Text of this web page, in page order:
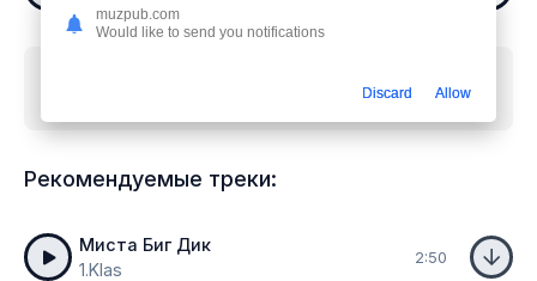
Рекомендуемые треки:
Миста Биг Дик
1.Klas
2:50
muzpub.com
Would like to send you notifications
Discard Allow